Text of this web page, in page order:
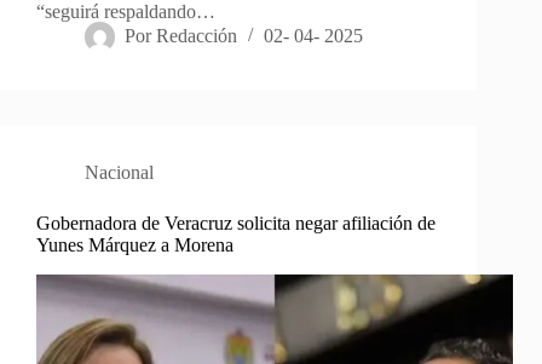
“seguirá respaldando…
Por Redacción 02- 04- 2025
Nacional
Gobernadora de Veracruz solicita negar afiliación de
Yunes Márquez a Morena